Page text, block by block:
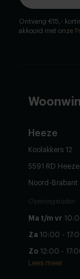
Ontvang €15,-
akkoord met onze
Heeze
Koolakkers 12
5591 RD Heeze
Noord-Brabant
Openingstijden
Ma t/m vr
Za 10:00 -
Zo 12:00 -
Lees meer